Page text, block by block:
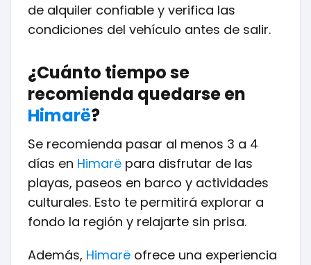
de alquiler confiable y verifica las
condiciones del vehículo antes de salir.
¿Cuánto tiempo se
recomienda quedarse en
Himarë?
Se recomienda pasar al menos 3 a 4
días en Himarë para disfrutar de las
playas, paseos en barco y actividades
culturales. Esto te permitirá explorar a
fondo la región y relajarte sin prisa.
Además, Himarë ofrece una experiencia